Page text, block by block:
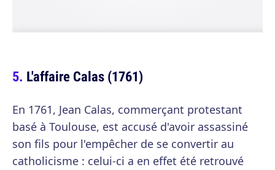
L'affaire Calas (1761)
En 1761, Jean Calas, commerçant protestant
basé à Toulouse, est accusé d'avoir assassiné
son fils pour l'empêcher de se convertir au
catholicisme : celui-ci a en effet été retrouvé